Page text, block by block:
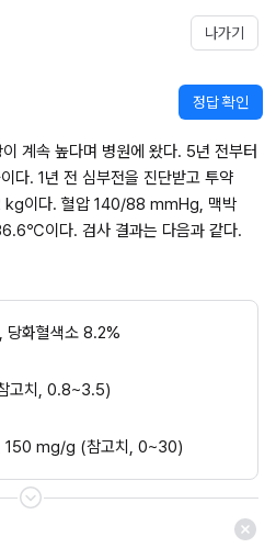
나가기
정답 확인
계속 높다며 병원에 왔다. 5년 전부터
다. 1년 전 심부전을 진단받고 투약
kg이다. 혈압 140/88 mmHg, 맥박
이다. 검사 결과는 다음과 같다.
당화혈색소 8.2%
고치, 0.8~3.5)
150 mg/g (참고치, 0~30)